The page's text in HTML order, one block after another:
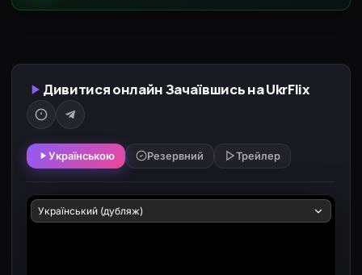
Дивитися онлайн Зачаївшись на UkrFlix
Українською Резервний Трейлер